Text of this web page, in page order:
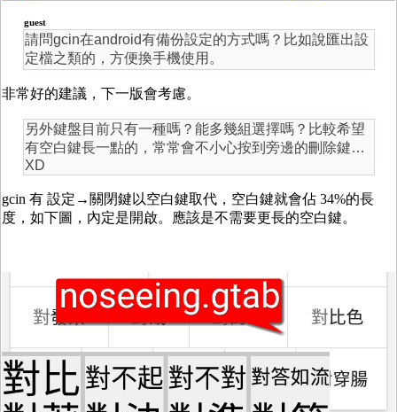
guest
請問gcin在android有備份設定的方式嗎？比如說匯出設
定檔之類的，方便換手機使用。
非常好的建議，下一版會考慮。
另外鍵盤目前只有一種嗎？能多幾組選擇嗎？比較希望
有空白鍵長一點的，常常會不小心按到旁邊的刪除鍵…
XD
gcin 有 設定→關閉鍵以空白鍵取代，空白鍵就會佔 34%的長
度，如下圖，內定是開啟。應該是不需要更長的空白鍵。